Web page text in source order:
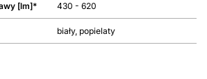
[lm]* 430 - 620
biały, popielaty